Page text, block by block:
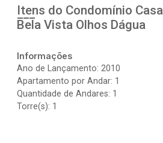
Itens do Condomínio Casa
Bela Vista Olhos Dágua
Informações
Ano de Lançamento: 2010
Apartamento por Andar: 1
Quantidade de Andares: 1
Torre(s): 1